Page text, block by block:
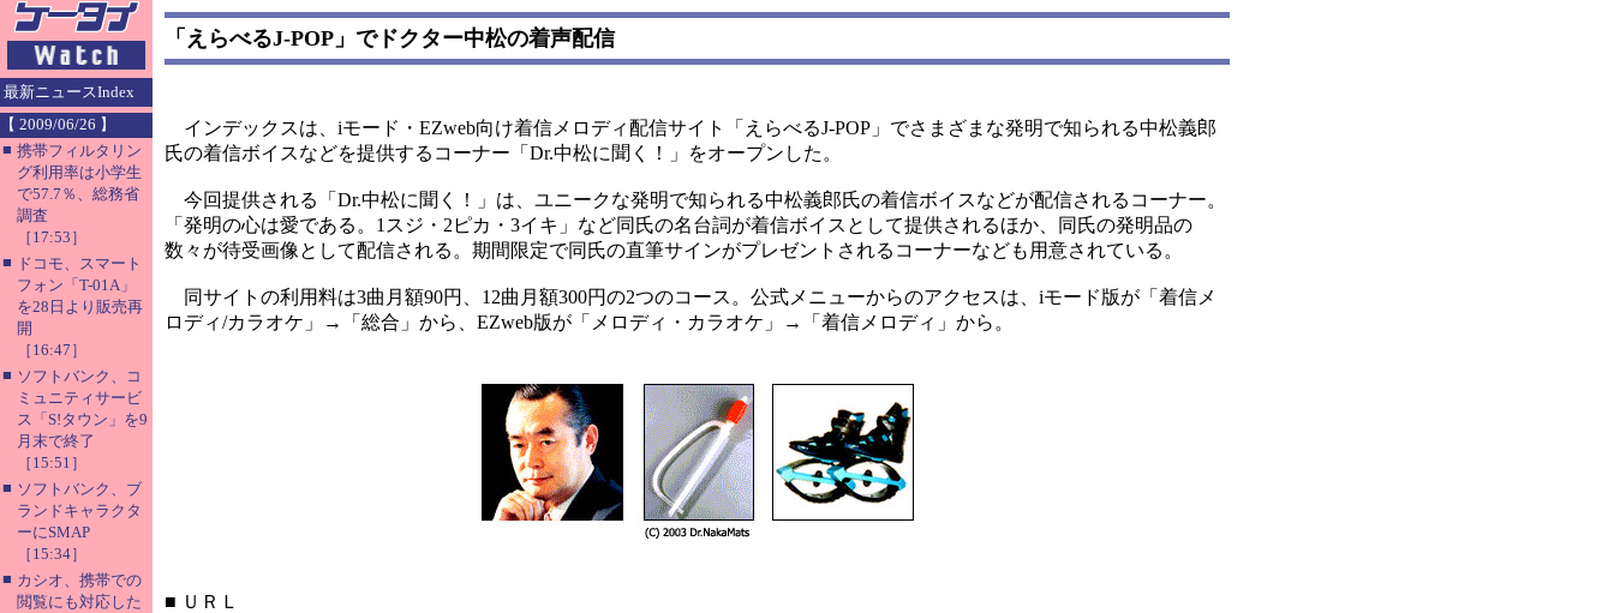
最新ニュースIndex
【 2009/06/26 】
■ 携帯フィルタリン
グ利用率は小学生
で57.7％、総務省
調査
［17:53］
■ ドコモ、スマート
フォン「T-01A」
を28日より販売再
開
［16:47］
■ ソフトバンク、コ
ミュニティサービ
ス「S!タウン」を9
月末で終了
［15:51］
■ ソフトバンク、ブ
ランドキャラクタ
ーにSMAP
［15:34］
■ カシオ、携帯での
閲覧にも対応した
「えらべるJ-POP」でドクター中松の着声配信
インデックスは、iモード・EZweb向け着信メロディ配信サイト「えらべるJ-POP」でさまざまな発明で知られる中松義郎
氏の着信ボイスなどを提供するコーナー「Dr.中松に聞く！」をオープンした。
今回提供される「Dr.中松に聞く！」は、ユニークな発明で知られる中松義郎氏の着信ボイスなどが配信されるコーナー。
「発明の心は愛である。1スジ・2ピカ・3イキ」など同氏の名台詞が着信ボイスとして提供されるほか、同氏の発明品の
数々が待受画像として配信される。期間限定で同氏の直筆サインがプレゼントされるコーナーなども用意されている。
同サイトの利用料は3曲月額90円、12曲月額300円の2つのコース。公式メニューからのアクセスは、iモード版が「着信メ
ロディ/カラオケ」→「総合」から、EZweb版が「メロディ・カラオケ」→「着信メロディ」から。
■ ＵＲＬ